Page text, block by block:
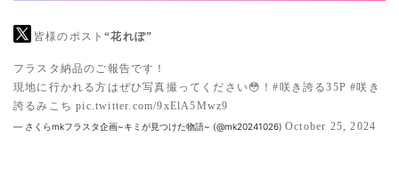
皆様のポスト“花れぽ”
フラスタ納品のご報告です！
現地に行かれる方はぜひ写真撮ってください😳！#咲き誇る35P #咲き
誇るみこち pic.twitter.com/9xElA5Mwz9
— さくらmkフラスタ企画~キミが見つけた物語~ (@mk20241026) October 25, 2024